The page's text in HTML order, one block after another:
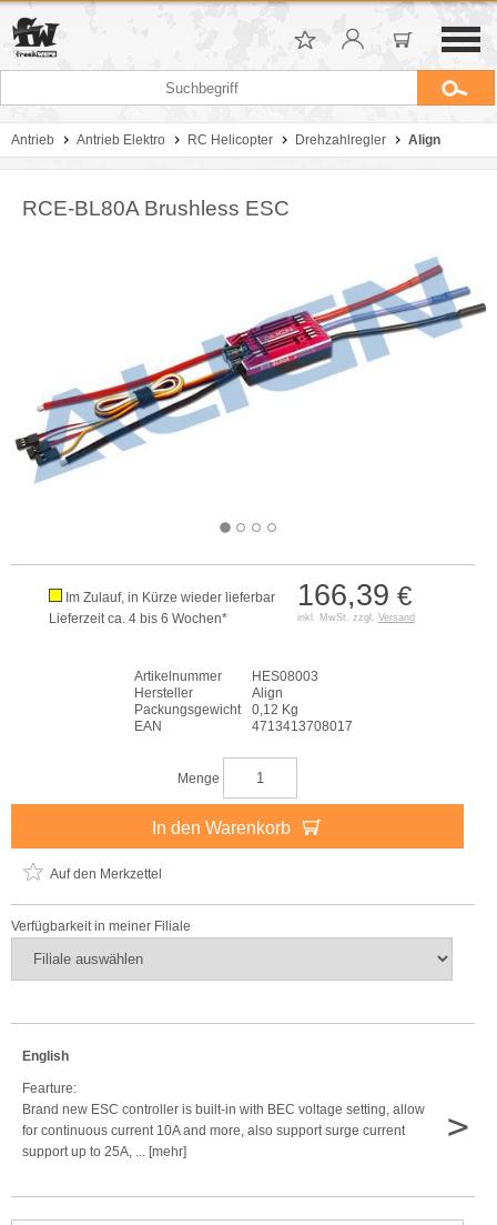
Antrieb Antrieb Elektro RC Helicopter Drehzahlregler Align
RCE-BL80A Brushless ESC
166,39 €
inkl. MwSt. zzgl. Versand
Im Zulauf, in Kürze wieder lieferbar
Lieferzeit ca. 4 bis 6 Wochen*
Artikelnummer
HES08003
Hersteller
Align
Packungsgewicht
0,12 Kg
EAN
4713413708017
Menge
In den Warenkorb
Auf den Merkzettel
Verfügbarkeit in meiner Filiale
English
Fearture:
Brand new ESC controller is built-in with BEC voltage setting, allow
for continuous current 10A and more, also support surge current
support up to 25A, ... [mehr]
>